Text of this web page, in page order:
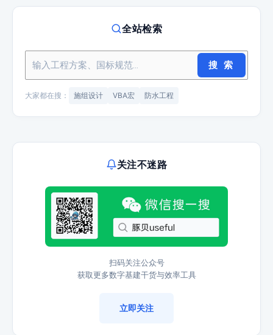
全站检索
搜 索
大家都在搜： 施组设计 VBA宏 防水工程
关注不迷路
扫码关注公众号
获取更多数字基建干货与效率工具
立即关注